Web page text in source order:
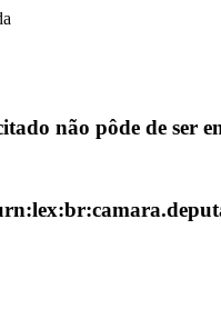
não pôde de ser